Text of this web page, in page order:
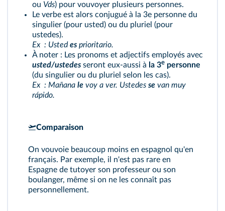
ou Vds) pour vouvoyer plusieurs personnes.
Le verbe est alors conjugué à la 3e personne du
singulier (pour usted) ou du pluriel (pour
ustedes).
Ex : Usted es prioritario.
À noter : Les pronoms et adjectifs employés avec
usted/ustedes seront eux-aussi à la 3e personne
(du singulier ou du pluriel selon les cas).
Ex : Mañana le voy a ver. Ustedes se van muy
rápido.
Comparaison
On vouvoie beaucoup moins en espagnol qu'en
français. Par exemple, il n'est pas rare en
Espagne de tutoyer son professeur ou son
boulanger, même si on ne les connaît pas
personnellement.